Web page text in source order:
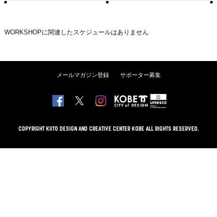
WORKSHOPに関連したスケジュールはありません
メールマガジン登録 サポーター募集
COPYRIGHT KIITO DESIGN AND CREATIVE CENTER KOBE ALL RIGHTS RESERVED.